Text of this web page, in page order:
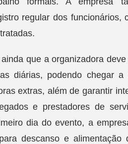
regular dos funcionários,
que a organizadora
diárias, podendo chegar a
extras, além de garantir
e prestadores de
dia do evento, a
descanso e alimentação